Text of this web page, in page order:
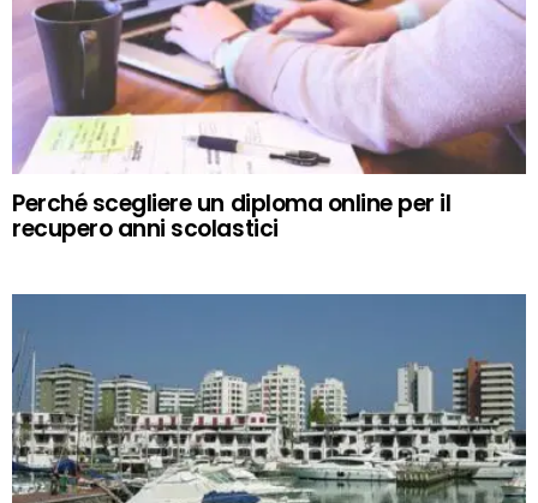
Perché scegliere un diploma online per il
recupero anni scolastici